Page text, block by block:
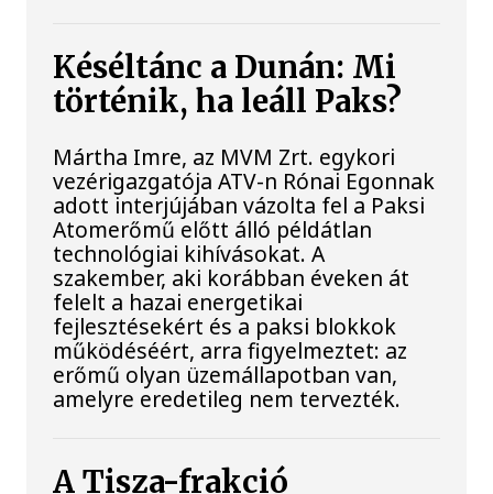
Késéltánc a Dunán: Mi
történik, ha leáll Paks?
Mártha Imre, az MVM Zrt. egykori
vezérigazgatója ATV-n Rónai Egonnak
adott interjújában vázolta fel a Paksi
Atomerőmű előtt álló példátlan
technológiai kihívásokat. A
szakember, aki korábban éveken át
felelt a hazai energetikai
fejlesztésekért és a paksi blokkok
működéséért, arra figyelmeztet: az
erőmű olyan üzemállapotban van,
amelyre eredetileg nem tervezték.
A Tisza-frakció